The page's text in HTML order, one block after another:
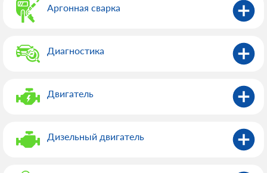
Аргонная сварка
Диагностика
Двигатель
Дизельный двигатель